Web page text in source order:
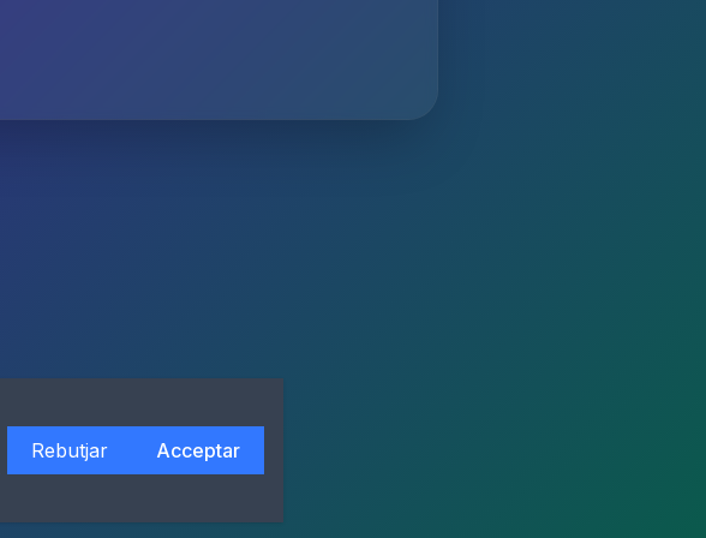
Rebutjar Acceptar